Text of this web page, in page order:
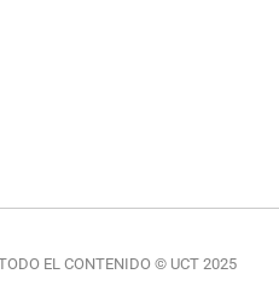
EL CONTENIDO © UCT 2025